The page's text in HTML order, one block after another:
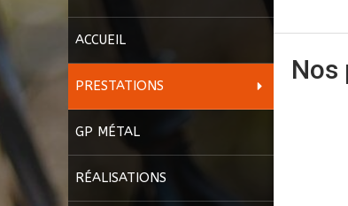
ACCUEIL
PRESTATIONS
GP MÉTAL
RÉALISATIONS
Nos